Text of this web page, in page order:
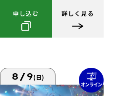
申し込む 詳しく見る
8/9(日)